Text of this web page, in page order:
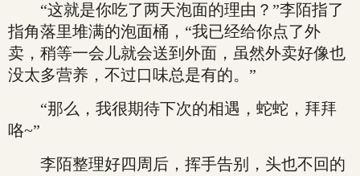
“这就是你吃了两天泡面的理由？”李陌指了
指角落里堆满的泡面桶，“我已经给你点了外
卖，稍等一会儿就会送到外面，虽然外卖好像也
没太多营养，不过口味总是有的。”
“那么，我很期待下次的相遇，蛇蛇，拜拜
咯~”
李陌整理好四周后，挥手告别，头也不回的